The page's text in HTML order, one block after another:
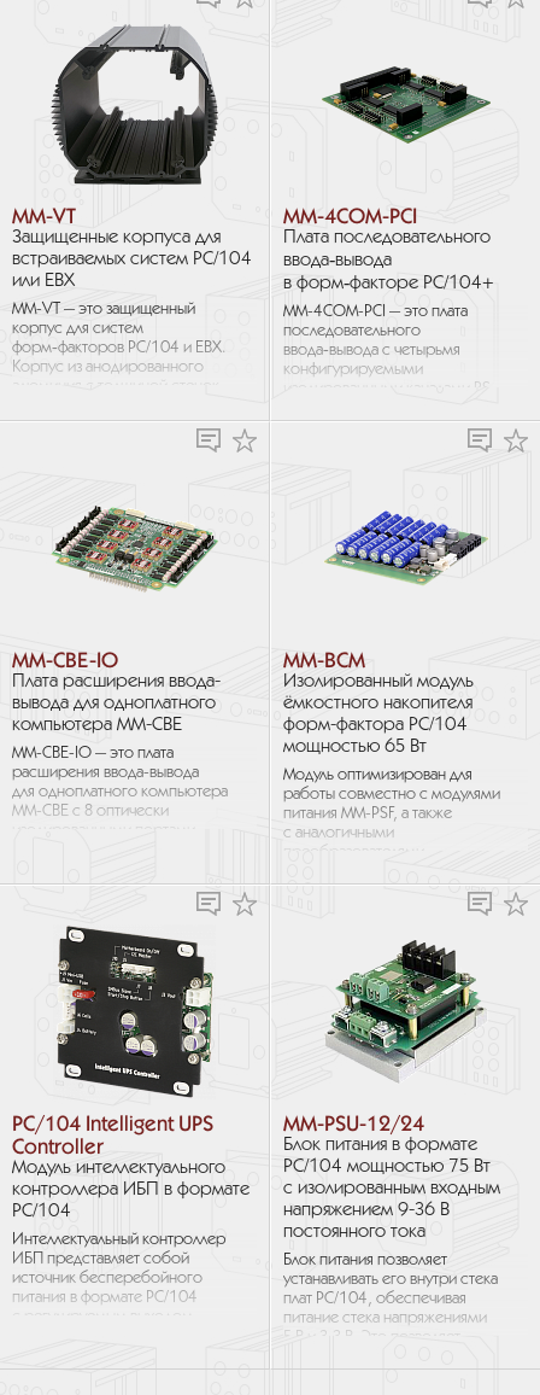
MM-VT
Защищенные корпуса для
встраиваемых систем PC/104
или EBX
MM-VT — это защищенный
корпус для систем
форм‑факторов PC/104 и EBX.
Корпус из анодированного
эксплуатации...
MM-4COM-PCI
Плата последовательного
ввода‑вывода
в форм‑факторе PC/104+
MM-4COM-PCI — это плата
последовательного
ввода‑вывода с четырьмя
конфигурируемыми
изолированными каналами RS-
надежной защиты критически
MM-CBE-IO
Плата расширения ввода-
вывода для одноплатного
компьютера MM-CBE
MM-CBE-IO — это плата
расширения ввода-вывода
для одноплатного компьютера
MM-CBE с 8 оптически
независимой...
MM-BCM
Изолированный модуль
ёмкостного накопителя
форм-фактора PC/104
мощностью 65 Вт
Модуль оптимизирован для
работы совместно c модулями
питания MM-PSF, а также
с аналогичными
преобразователями
изолированного, так...
PC/104 Intelligent UPS
Controller
Модуль интеллектуального
контроллера ИБП в формате
PC/104
Интеллектуальный контроллер
ИБП представляет собой
источник бесперебойного
питания в формате PC/104
широкодиапазонный
MM-PSU-12/24
Блок питания в формате
PC/104 мощностью 75 Вт
с изолированным входным
напряжением 9-36 В
постоянного тока
Блок питания позволяет
устанавливать его внутри стека
плат РС/104, обеспечивая
питание стека напряжениями
5 В и 3,3 В. Это позволяет